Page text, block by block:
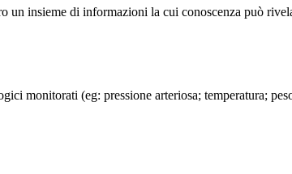
insieme di informazioni la cui conoscenza può
monitorati (eg: pressione arteriosa; temperatura;